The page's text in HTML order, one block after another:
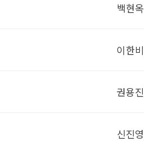
백현옥
이한비
권용진
신진영